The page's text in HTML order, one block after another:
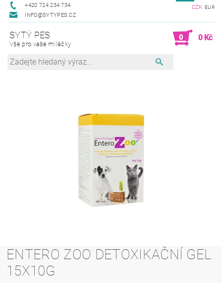
+420 724 234 734
INFO@SYTYPES.CZ
CZK EUR
SYTÝ PES
Vše pro vaše miláčky
0 0 Kč
ENTERO ZOO DETOXIKAČNÍ GEL
15X10G